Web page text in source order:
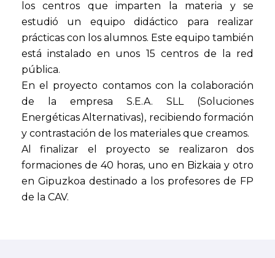
los centros que imparten la materia y se
estudió un equipo didáctico para realizar
prácticas con los alumnos. Este equipo también
está instalado en unos 15 centros de la red
pública.
En el proyecto contamos con la colaboración
de la empresa S.E.A. SLL (Soluciones
Energéticas Alternativas), recibiendo formación
y contrastación de los materiales que creamos.
Al finalizar el proyecto se realizaron dos
formaciones de 40 horas, uno en Bizkaia y otro
en Gipuzkoa destinado a los profesores de FP
de la CAV.